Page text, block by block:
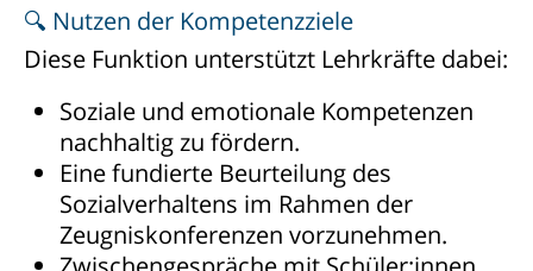
🔍 Nutzen der Kompetenzziele
Diese Funktion unterstützt Lehrkräfte dabei:
Soziale und emotionale Kompetenzen
nachhaltig zu fördern.
Eine fundierte Beurteilung des
Sozialverhaltens im Rahmen der
Zeugniskonferenzen vorzunehmen.